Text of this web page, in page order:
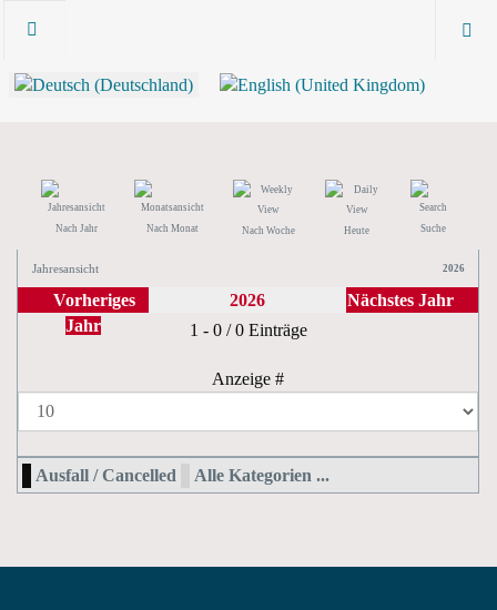
Nach Jahr Nach Monat Nach Woche Heute Suche
Jahresansicht 2026
Vorheriges
Jahr
2026
Nächstes Jahr
Limite der Paginierungsliste
1 - 0 / 0 Einträge
Anzeige #
Ausfall / Cancelled Alle Kategorien ...